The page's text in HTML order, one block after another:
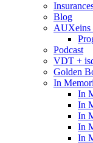
Blog
AUXeins
Podcast
VDT +
Golden
In
In
In
In
In
In